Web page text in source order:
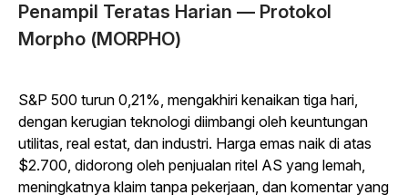
Penampil Teratas Harian — Protokol
Morpho (MORPHO)
S&P 500 turun 0,21%, mengakhiri kenaikan tiga hari,
dengan kerugian teknologi diimbangi oleh keuntungan
utilitas, real estat, dan industri. Harga emas naik di atas
$2.700, didorong oleh penjualan ritel AS yang lemah,
meningkatnya klaim tanpa pekerjaan, dan komentar yang